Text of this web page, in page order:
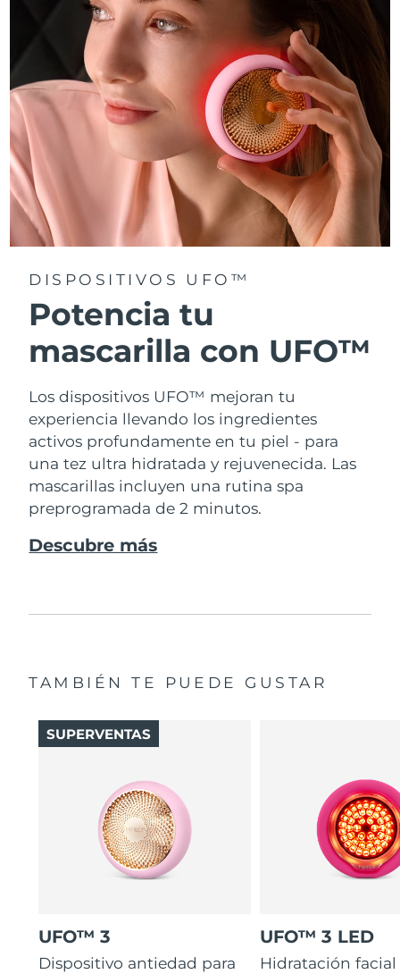
DISPOSITIVOS UFO™
Potencia tu
mascarilla con UFO™
Los dispositivos UFO™ mejoran tu
experiencia llevando los ingredientes
activos profundamente en tu piel - para
una tez ultra hidratada y rejuvenecida. Las
mascarillas incluyen una rutina spa
preprogramada de 2 minutos.
Descubre más
TAMBIÉN TE PUEDE GUSTAR
UFO™ 3
Dispositivo antiedad para
SUPERVENTAS
UFO™ 3 LED
Hidratación facial
Entrega prevista
Emiratos Árabes
Unidos
Entrega prevista8/11/26
Reino Unido Entrega prevista8/10/26
Estados Unidos Entrega prevista 8/11/26
Uzbekistán Entrega prevista8/15/26